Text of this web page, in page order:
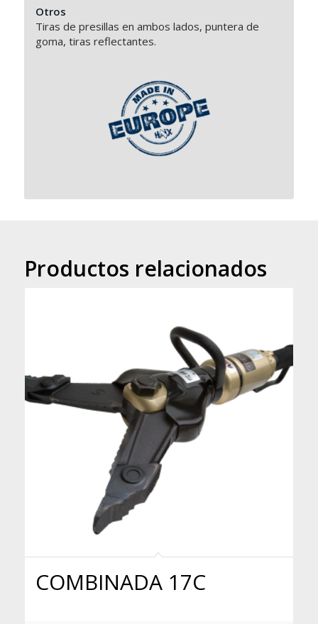
Otros
Tiras de presillas en ambos lados, puntera de
goma, tiras reflectantes.
Productos relacionados
COMBINADA 17C